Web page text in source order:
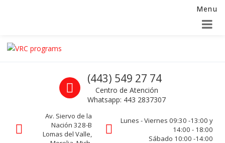
Menu
Skip to navigation
Skip to content
La seguridad de su empresa es nuestro negocio.
Call us
(443) 549 27 74
Centro de Atención
Whatsapp: 443 2837307
Av. Siervo de la
Nación 328-B
Lomas del Valle,
Lunes - Viernes 09:30 -13:00 y
14:00 - 18:00
Sábado 10:00 -14:00